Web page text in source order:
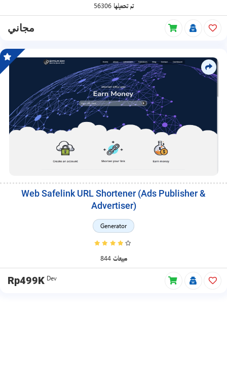
56306 تم تحميلها
مجاني
Web Safelink URL Shortener (Ads Publisher &
Advertiser)
Generator
844 مبيعات
Rp499K Dev